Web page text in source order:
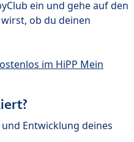
ein und gehe auf den
ob du deinen
im HiPP Mein
Entwicklung deines